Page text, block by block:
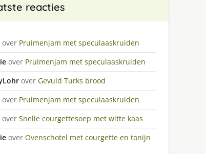
reacties
over Pruimenjam met speculaaskruiden
over Pruimenjam met speculaaskruiden
over Gevuld Turks brood
over Pruimenjam met speculaaskruiden
over Snelle courgettesoep met witte kaas
over Ovenschotel met courgette en tonijn